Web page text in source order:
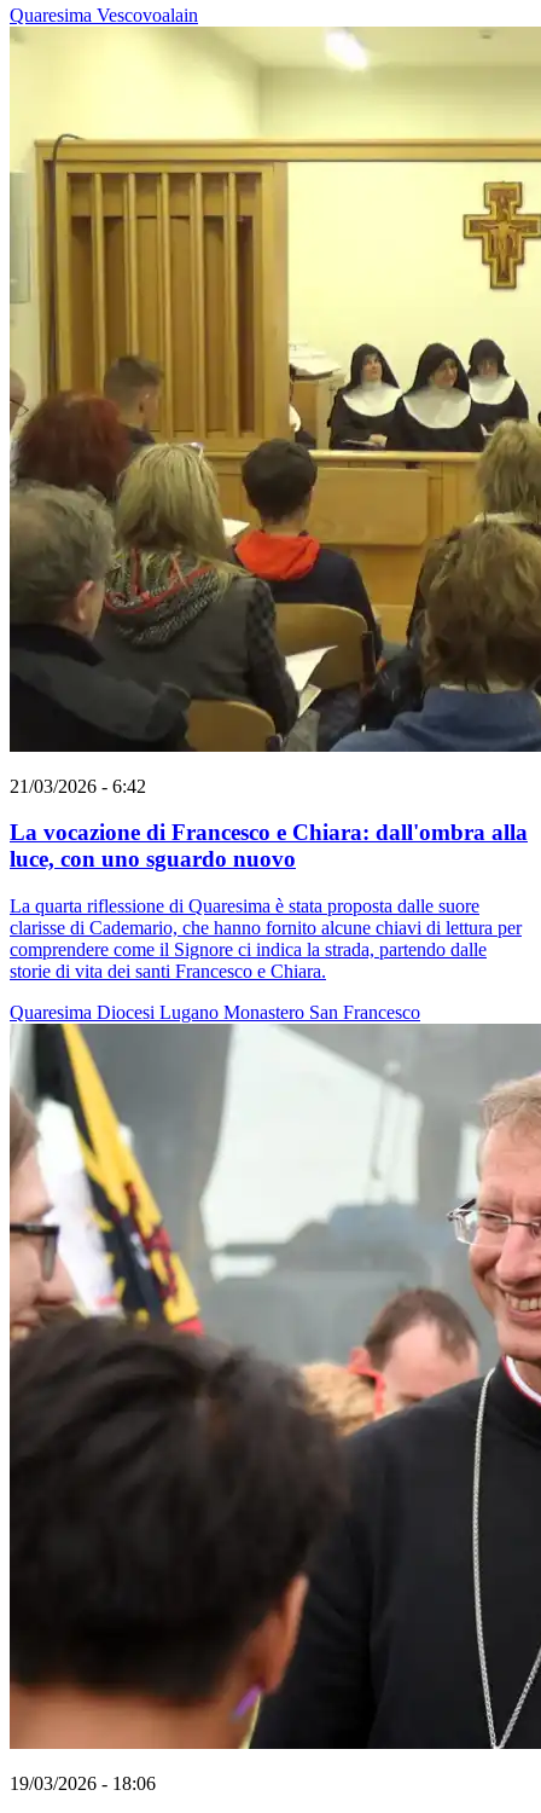
Quaresima Vescovoalain
21/03/2026 - 6:42
La vocazione di Francesco e Chiara: dall'ombra alla
luce, con uno sguardo nuovo
La quarta riflessione di Quaresima è stata proposta dalle suore
clarisse di Cademario, che hanno fornito alcune chiavi di lettura per
comprendere come il Signore ci indica la strada, partendo dalle
storie di vita dei santi Francesco e Chiara.
Quaresima Diocesi Lugano Monastero San Francesco
19/03/2026 - 18:06